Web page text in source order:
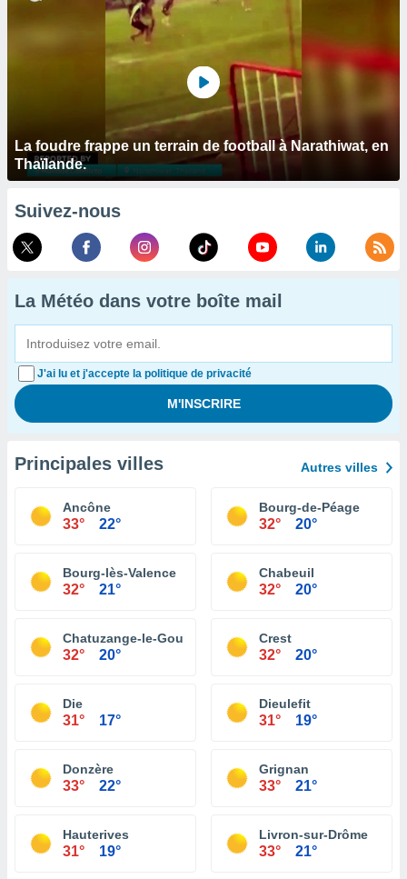
La foudre frappe un terrain de football à Narathiwat, en
Thaïlande.
Suivez-nous
La Météo dans votre boîte mail
J'ai lu et j'accepte la politique de privacité
Principales villes Autres villes
Ancône
33° 22°
Bourg-de-Péage
32° 20°
Bourg-lès-Valence
32° 21°
Chabeuil
32° 20°
Chatuzange-le-Goubet
32° 20°
Crest
32° 20°
Die
31° 17°
Dieulefit
31° 19°
Donzère
33° 22°
Grignan
33° 21°
Hauterives
31° 19°
Livron-sur-Drôme
33° 21°